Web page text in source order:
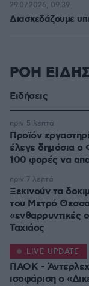
Διασκεδάζουμε
29.07.2026, 09:39
ΡΟΗ
Ειδήσεις
Προϊόν
έλεγε δημόσια ο
100 φορές να
πριν 5 λεπτά
Ξεκινούν τα
του Μετρό
«ενθαρρυντικές
Ταχιάος
πριν 7 λεπτά
ΠΑΟΚ -
ισοφάριση ο
LIVE UPDATE